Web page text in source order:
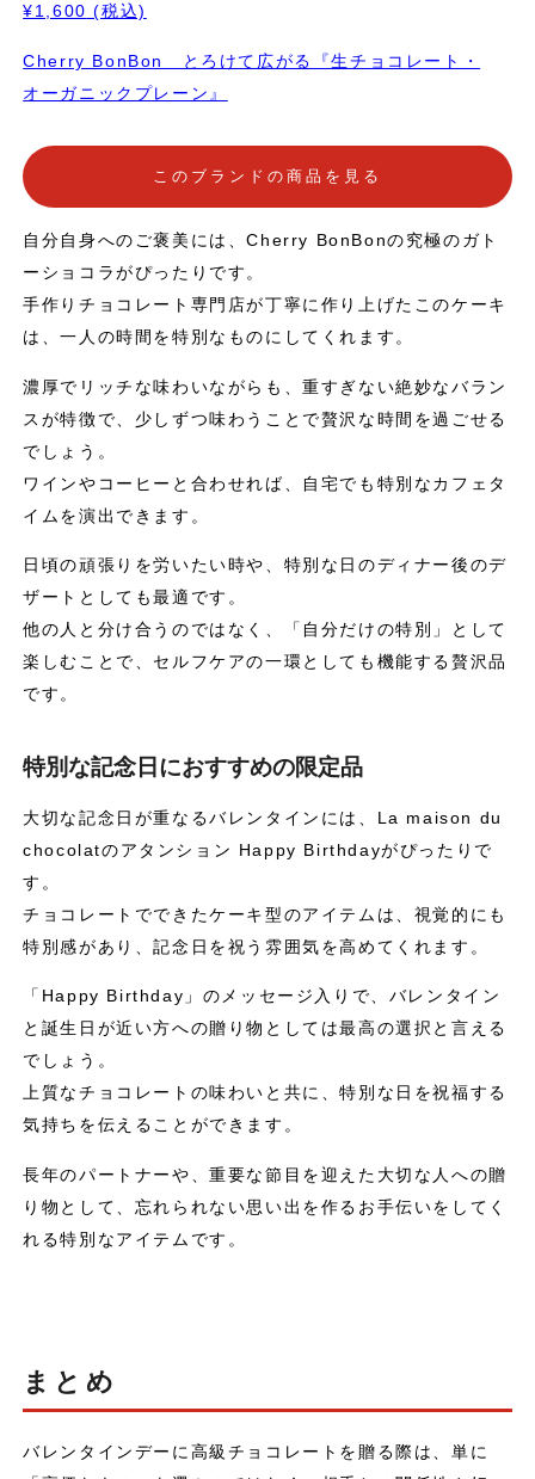
¥1,600 (税込)
Cherry BonBon とろけて広がる『生チョコレート・
オーガニックプレーン』
このブランドの商品を見る
自分自身へのご褒美には、Cherry BonBonの究極のガト
ーショコラがぴったりです。
手作りチョコレート専門店が丁寧に作り上げたこのケーキ
は、一人の時間を特別なものにしてくれます。
濃厚でリッチな味わいながらも、重すぎない絶妙なバラン
スが特徴で、少しずつ味わうことで贅沢な時間を過ごせる
でしょう。
ワインやコーヒーと合わせれば、自宅でも特別なカフェタ
イムを演出できます。
日頃の頑張りを労いたい時や、特別な日のディナー後のデ
ザートとしても最適です。
他の人と分け合うのではなく、「自分だけの特別」として
楽しむことで、セルフケアの一環としても機能する贅沢品
です。
特別な記念日におすすめの限定品
大切な記念日が重なるバレンタインには、La maison du
chocolatのアタンション Happy Birthdayがぴったりで
す。
チョコレートでできたケーキ型のアイテムは、視覚的にも
特別感があり、記念日を祝う雰囲気を高めてくれます。
「Happy Birthday」のメッセージ入りで、バレンタイン
と誕生日が近い方への贈り物としては最高の選択と言える
でしょう。
上質なチョコレートの味わいと共に、特別な日を祝福する
気持ちを伝えることができます。
長年のパートナーや、重要な節目を迎えた大切な人への贈
り物として、忘れられない思い出を作るお手伝いをしてく
れる特別なアイテムです。
まとめ
バレンタインデーに高級チョコレートを贈る際は、単に